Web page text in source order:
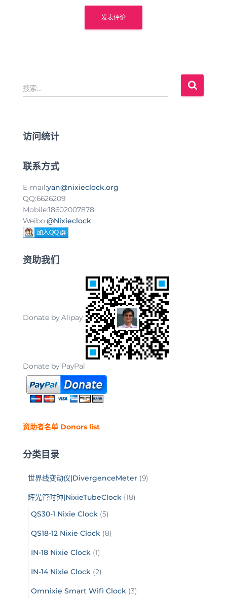
搜
索
搜索…
访问统计
联系方式
E-mail:yan@nixieclock.org
QQ:6626209
Mobile:18602007878
Weibo:@Nixieclock
资助我们
Donate by Alipay
Donate by PayPal
资助者名单 Donors list
分类目录
世界线变动仪|DivergenceMeter (9)
辉光管时钟|NixieTubeClock (18)
QS30-1 Nixie Clock (5)
QS18-12 Nixie Clock (8)
IN-18 Nixie Clock (1)
IN-14 Nixie Clock (2)
Omnixie Smart Wifi Clock (3)